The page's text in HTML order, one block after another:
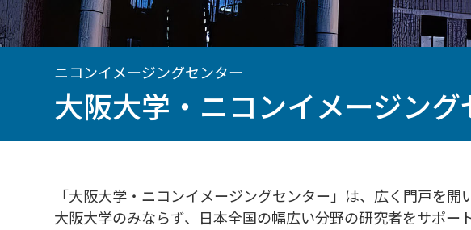
ニコンイメージングセンター
大阪大学・ニコンイメージング
「大阪大学・ニコンイメージングセンター」は、広く門戸を開
大阪大学のみならず、日本全国の幅広い分野の研究者をサポート